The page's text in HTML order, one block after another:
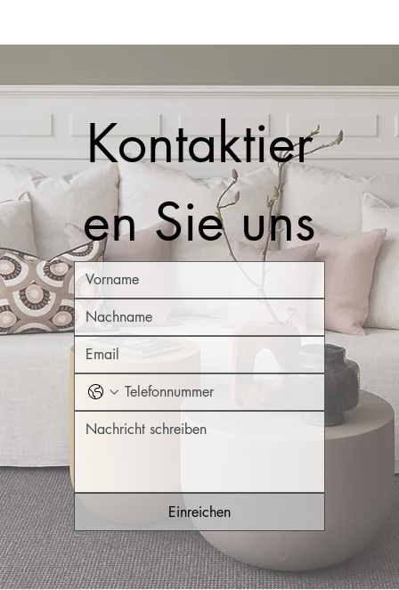
Kontaktier
en Sie uns
Einreichen